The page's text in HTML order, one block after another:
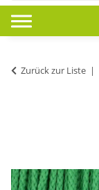
Zurück zur Liste